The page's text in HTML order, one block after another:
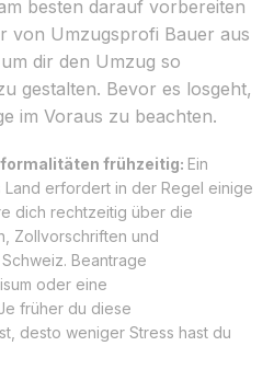
besten darauf vorbereiten
von Umzugsprofi Bauer aus
dir den Umzug so
gestalten. Bevor es losgeht,
im Voraus zu beachten.
frühzeitig: Ein
Land erfordert in der Regel einige
dich rechtzeitig über die
Zollvorschriften und
Beantrage
oder eine
früher du diese
desto weniger Stress hast du